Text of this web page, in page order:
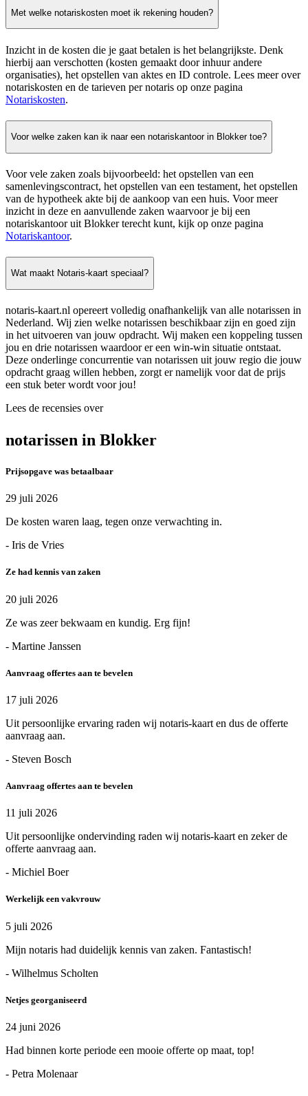
Met welke notariskosten moet ik rekening houden?
Inzicht in de kosten die je gaat betalen is het belangrijkste. Denk
hierbij aan verschotten (kosten gemaakt door inhuur andere
organisaties), het opstellen van aktes en ID controle. Lees meer over
notariskosten en de tarieven per notaris op onze pagina
Notariskosten.
Voor welke zaken kan ik naar een notariskantoor in Blokker toe?
Voor vele zaken zoals bijvoorbeeld: het opstellen van een
samenlevingscontract, het opstellen van een testament, het opstellen
van de hypotheek akte bij de aankoop van een huis. Voor meer
inzicht in deze en aanvullende zaken waarvoor je bij een
notariskantoor uit Blokker terecht kunt, kijk op onze pagina
Notariskantoor.
Wat maakt Notaris-kaart speciaal?
notaris-kaart.nl opereert volledig onafhankelijk van alle notarissen in
Nederland. Wij zien welke notarissen beschikbaar zijn en goed zijn
in het uitvoeren van jouw opdracht. Wij maken een koppeling tussen
jou en drie notarissen waardoor er een win-win situatie ontstaat.
Deze onderlinge concurrentie van notarissen uit jouw regio die jouw
opdracht graag willen hebben, zorgt er namelijk voor dat de prijs
een stuk beter wordt voor jou!
Lees de recensies over
notarissen in Blokker
Prijsopgave was betaalbaar
29 juli 2026
De kosten waren laag, tegen onze verwachting in.
- Iris de Vries
Ze had kennis van zaken
20 juli 2026
Ze was zeer bekwaam en kundig. Erg fijn!
- Martine Janssen
Aanvraag offertes aan te bevelen
17 juli 2026
Uit persoonlijke ervaring raden wij notaris-kaart en dus de offerte
aanvraag aan.
- Steven Bosch
Aanvraag offertes aan te bevelen
11 juli 2026
Uit persoonlijke ondervinding raden wij notaris-kaart en zeker de
offerte aanvraag aan.
- Michiel Boer
Werkelijk een vakvrouw
5 juli 2026
Mijn notaris had duidelijk kennis van zaken. Fantastisch!
- Wilhelmus Scholten
Netjes georganiseerd
24 juni 2026
Had binnen korte periode een mooie offerte op maat, top!
- Petra Molenaar